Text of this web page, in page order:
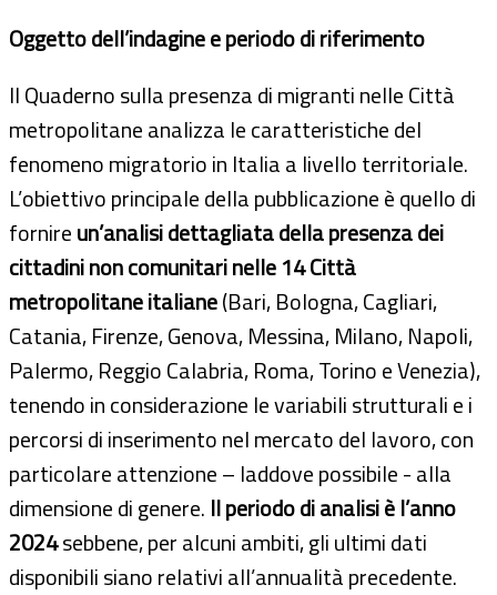
Oggetto dell’indagine e periodo di riferimento
Il Quaderno sulla presenza di migranti nelle Città
metropolitane analizza le caratteristiche del
fenomeno migratorio in Italia a livello territoriale.
L’obiettivo principale della pubblicazione è quello di
fornireun’analisi dettagliata della presenza dei
cittadini non comunitari nelle 14 Città
metropolitane italiane(Bari, Bologna, Cagliari,
Catania, Firenze, Genova, Messina, Milano, Napoli,
Palermo, Reggio Calabria, Roma, Torino e Venezia),
tenendo in considerazione le variabili strutturali e i
percorsi di inserimento nel mercato del lavoro, con
particolare attenzione – laddove possibile - alla
dimensione di genere. Il periodo di analisi è l’anno
2024sebbene, per alcuni ambiti, gli ultimi dati
disponibili siano relativi all’annualità precedente.